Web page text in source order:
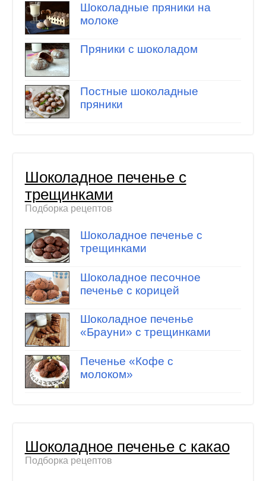
Шоколадные пряники на
молоке
Пряники с шоколадом
Постные шоколадные
пряники
Шоколадное печенье с
трещинками
Подборка рецептов
Шоколадное печенье с
трещинками
Шоколадное песочное
печенье с корицей
Шоколадное печенье
«Брауни» с трещинками
Печенье «Кофе с
молоком»
Шоколадное печенье с какао
Подборка рецептов